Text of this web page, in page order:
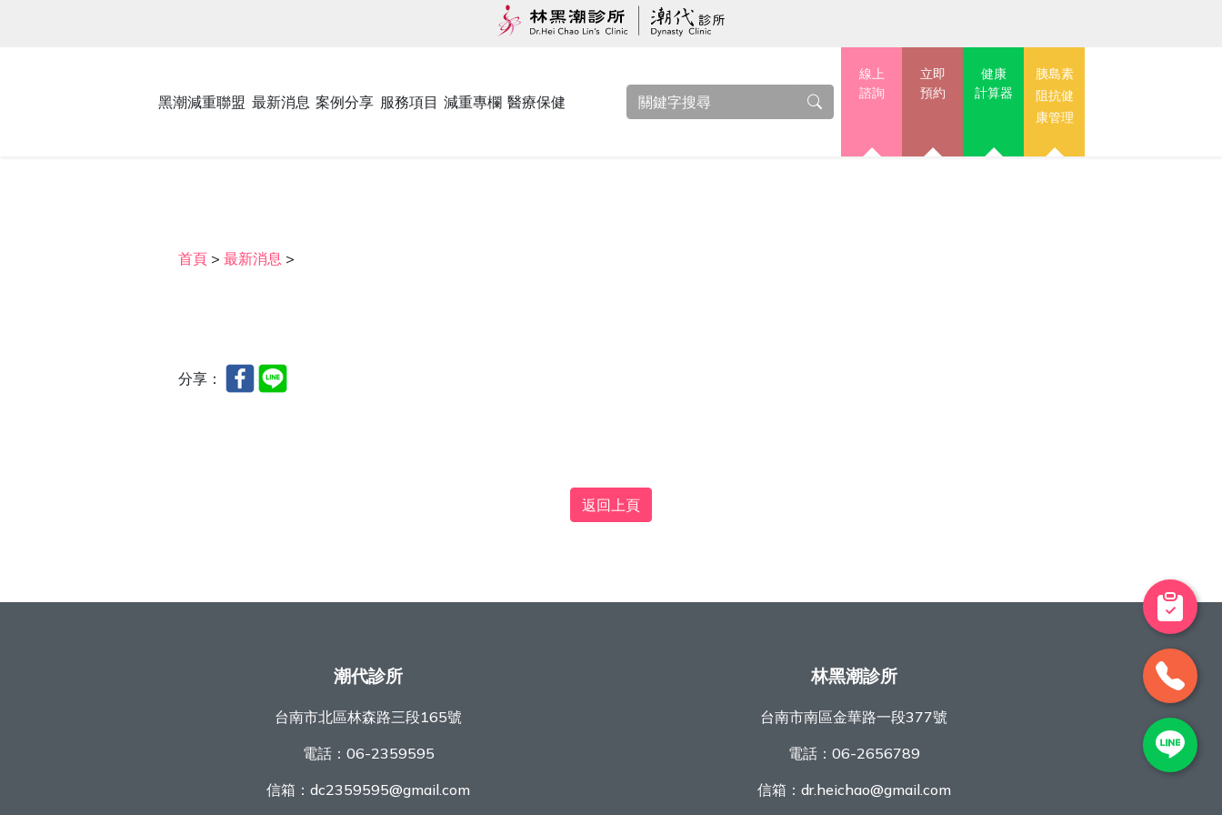
黑潮減重聯盟 最新消息 案例分享 服務項目 減重專欄 醫療保健
線上
諮詢
立即
預約
健康
計算器
胰島素
阻抗健
康管理
首頁 >最新消息 >
分享：
返回上頁
潮代診所
台南市北區林森路三段165號
電話： 06-2359595
信箱： dc2359595@gmail.com
林黑潮診所
台南市南區金華路一段377號
電話： 06-2656789
信箱： dr.heichao@gmail.com